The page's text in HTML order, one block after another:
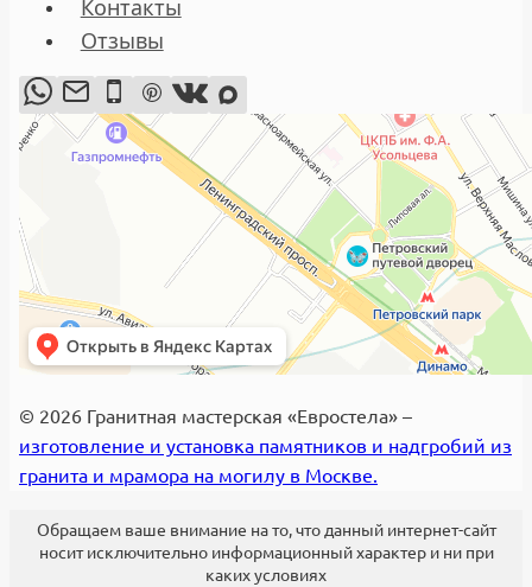
Контакты
Отзывы
© 2026 Гранитная мастерская «Евростела» –
изготовление и установка памятников и надгробий из
гранита и мрамора на могилу в Москве.
Обращаем ваше внимание на то, что данный интернет-сайт
носит исключительно информационный характер и ни при
каких условиях